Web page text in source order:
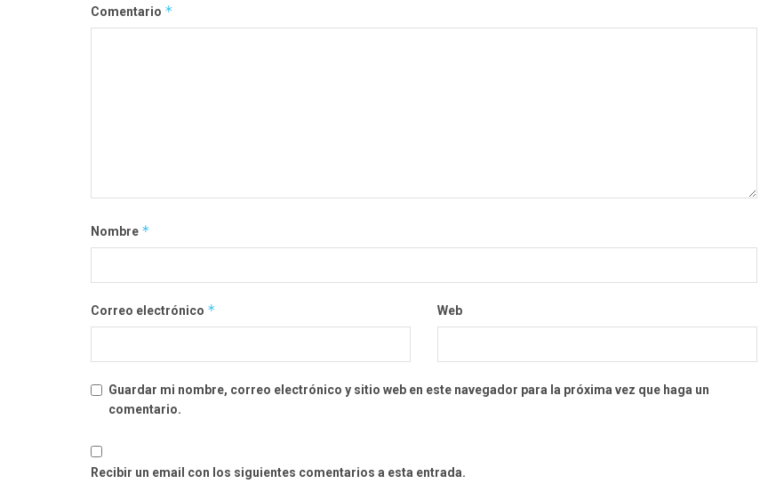
Comentario *
Nombre *
Correo electrónico * Web
Guardar mi nombre, correo electrónico y sitio web en este navegador para la próxima vez que haga un
comentario.
Recibir un email con los siguientes comentarios a esta entrada.